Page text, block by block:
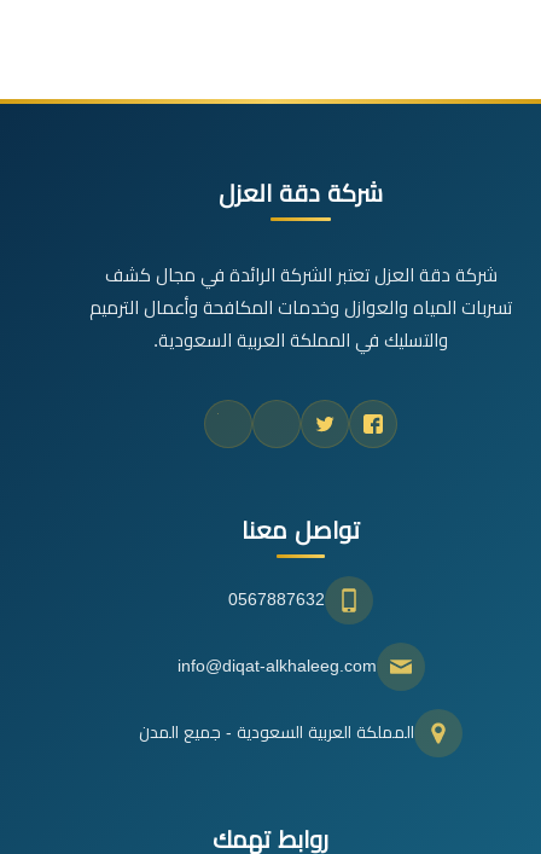
شركة دقة العزل
شركة دقة العزل تعتبر الشركة الرائدة في مجال كشف
تسربات المياه والعوازل وخدمات المكافحة وأعمال الترميم
والتسليك في المملكة العربية السعودية.
تواصل معنا
0567887632
info@diqat-alkhaleeg.com
المملكة العربية السعودية - جميع المدن
روابط تهمك